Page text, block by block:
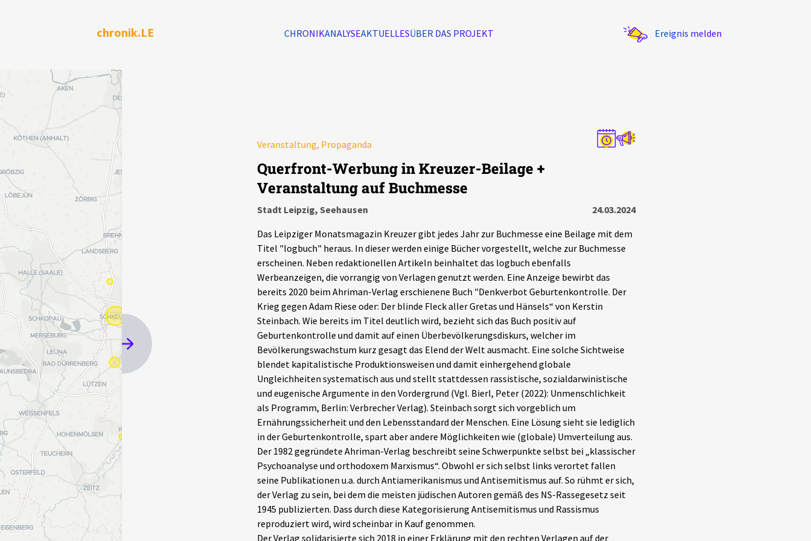
chronik.LE CHRONIKANALYSEAKTUELLESÜBER DAS PROJEKT Ereignis melden
Veranstaltung, Propaganda
Querfront-Werbung in Kreuzer-Beilage +
Veranstaltung auf Buchmesse
Stadt Leipzig, Seehausen
24.03.2024
Das Leipziger Monatsmagazin Kreuzer gibt jedes Jahr zur Buchmesse eine Beilage mit dem
Titel "logbuch" heraus. In dieser werden einige Bücher vorgestellt, welche zur Buchmesse
erscheinen. Neben redaktionellen Artikeln beinhaltet das logbuch ebenfalls
Werbeanzeigen, die vorrangig von Verlagen genutzt werden. Eine Anzeige bewirbt das
bereits 2020 beim Ahriman-Verlag erschienene Buch "Denkverbot Geburtenkontrolle. Der
Krieg gegen Adam Riese oder: Der blinde Fleck aller Gretas und Hänsels“ von Kerstin
Steinbach. Wie bereits im Titel deutlich wird, bezieht sich das Buch positiv auf
Geburtenkontrolle und damit auf einen Überbevölkerungsdiskurs, welcher im
Bevölkerungswachstum kurz gesagt das Elend der Welt ausmacht. Eine solche Sichtweise
blendet kapitalistische Produktionsweisen und damit einhergehend globale
Ungleichheiten systematisch aus und stellt stattdessen rassistische, sozialdarwinistische
und eugenische Argumente in den Vordergrund (Vgl. Bierl, Peter (2022): Unmenschlichkeit
als Programm, Berlin: Verbrecher Verlag). Steinbach sorgt sich vorgeblich um
Ernährungssicherheit und den Lebensstandard der Menschen. Eine Lösung sieht sie lediglich
in der Geburtenkontrolle, spart aber andere Möglichkeiten wie (globale) Umverteilung aus.
Der 1982 gegründete Ahriman-Verlag beschreibt seine Schwerpunkte selbst bei „klassischer
Psychoanalyse und orthodoxem Marxismus“. Obwohl er sich selbst links verortet fallen
seine Publikationen u.a. durch Antiamerikanismus und Antisemitismus auf. So rühmt er sich,
der Verlag zu sein, bei dem die meisten jüdischen Autoren gemäß des NS-Rassegesetz seit
1945 publizierten. Dass durch diese Kategorisierung Antisemitismus und Rassismus
reproduziert wird, wird scheinbar in Kauf genommen.
Der Verlag solidarisierte sich 2018 in einer Erklärung mit den rechten Verlagen auf der
Ereignisse Statistik